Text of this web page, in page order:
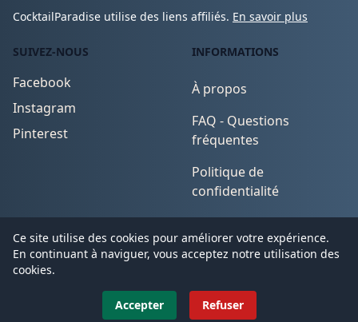
CocktailParadise utilise des liens affiliés. En savoir plus
SUIVEZ-NOUS
Facebook
Instagram
Pinterest
INFORMATIONS
À propos
FAQ - Questions
fréquentes
Politique de
confidentialité
Conditions d'utilisation
Ce site utilise des cookies pour améliorer votre expérience.
En continuant à naviguer, vous acceptez notre utilisation des
cookies.
Accepter Refuser